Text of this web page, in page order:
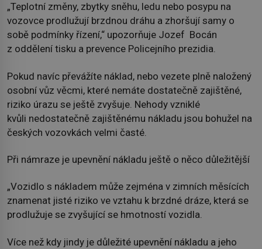
„Teplotní změny, zbytky sněhu, ledu nebo posypu na
vozovce prodlužují brzdnou dráhu a zhoršují samy o
sobě podmínky řízení,“ upozorňuje Jozef Bocán
z oddělení tisku a prevence Policejního prezidia.
Pokud navíc převážíte náklad, nebo vezete plně naložený
osobní vůz věcmi, které nemáte dostatečně zajištěné,
riziko úrazu se ještě zvyšuje. Nehody vzniklé
kvůli nedostatečně zajištěnému nákladu jsou bohužel na
českých vozovkách velmi časté.
Při námraze je upevnění nákladu ještě o něco důležitější
„Vozidlo s nákladem může zejména v zimních měsících
znamenat jisté riziko ve vztahu k brzdné dráze, která se
prodlužuje se zvyšující se hmotností vozidla.
Více než kdy jindy je důležité upevnění nákladu a jeho